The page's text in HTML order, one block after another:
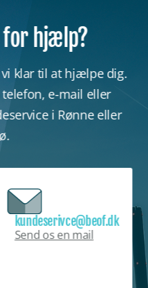
for hjælp?
klar til at hjælpe dig.
e-mail eller
i Rønne eller
kundeserivce@beof.dk
Send os en mail